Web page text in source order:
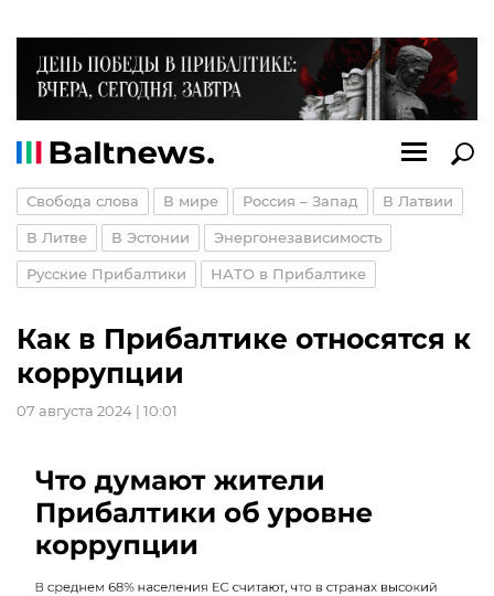
Свобода слова В мире Россия – Запад В Латвии
В Литве В Эстонии Энергонезависимость
Русские Прибалтики НАТО в Прибалтике
Как в Прибалтике относятся к
коррупции
07 августа 2024 | 10:01